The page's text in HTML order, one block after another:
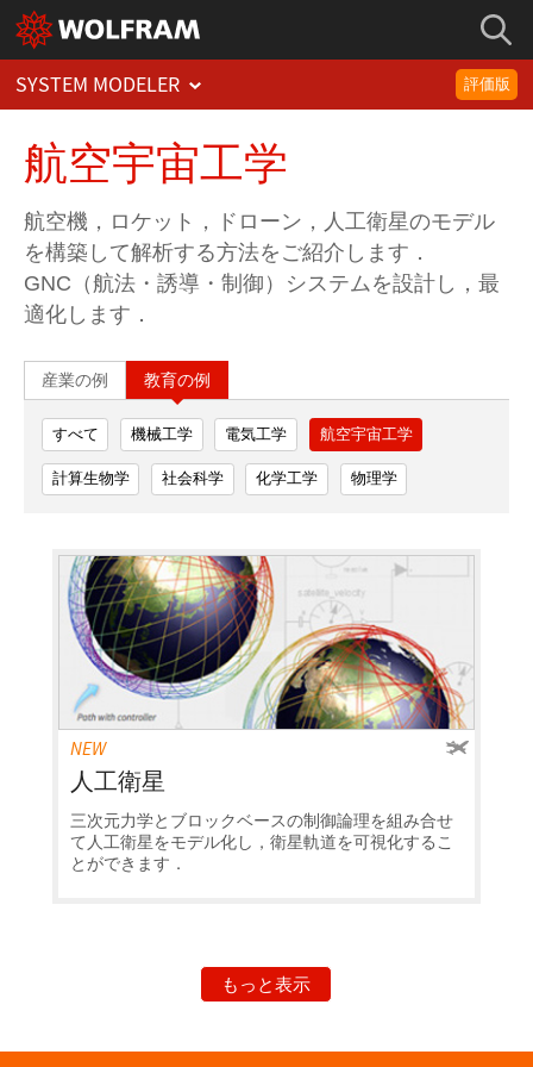
SYSTEM MODELER 評価版
航空宇宙工学
航空機，ロケット，ドローン，人工衛星のモデル
を構築して解析する方法をご紹介します．
GNC（航法・誘導・制御）システムを設計し，最
適化します．
産業の例 教育の例
すべて 機械工学 電気工学 航空宇宙工学
計算生物学 社会科学 化学工学 物理学
NEW
人工衛星
三次元力学とブロックベースの制御論理を組み合せ
て人工衛星をモデル化し，衛星軌道を可視化するこ
とができます．
もっと表示